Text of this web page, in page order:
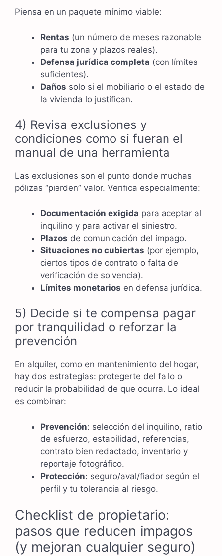
Piensa en un paquete mínimo viable:
Rentas (un número de meses razonable
para tu zona y plazos reales).
Defensa jurídica completa (con límites
suficientes).
Daños solo si el mobiliario o el estado de
la vivienda lo justifican.
4) Revisa exclusiones y
condiciones como si fueran el
manual de una herramienta
Las exclusiones son el punto donde muchas
pólizas “pierden” valor. Verifica especialmente:
Documentación exigida para aceptar al
inquilino y para activar el siniestro.
Plazos de comunicación del impago.
Situaciones no cubiertas (por ejemplo,
ciertos tipos de contrato o falta de
verificación de solvencia).
Límites monetarios en defensa jurídica.
5) Decide si te compensa pagar
por tranquilidad o reforzar la
prevención
En alquiler, como en mantenimiento del hogar,
hay dos estrategias: protegerte del fallo o
reducir la probabilidad de que ocurra. Lo ideal
es combinar:
Prevención: selección del inquilino, ratio
de esfuerzo, estabilidad, referencias,
contrato bien redactado, inventario y
reportaje fotográfico.
Protección: seguro/aval/fiador según el
perfil y tu tolerancia al riesgo.
Checklist de propietario:
pasos que reducen impagos
(y mejoran cualquier seguro)